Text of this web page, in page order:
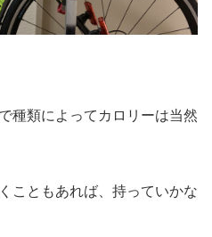
種類によってカロリーは当然
こともあれば、持っていかな